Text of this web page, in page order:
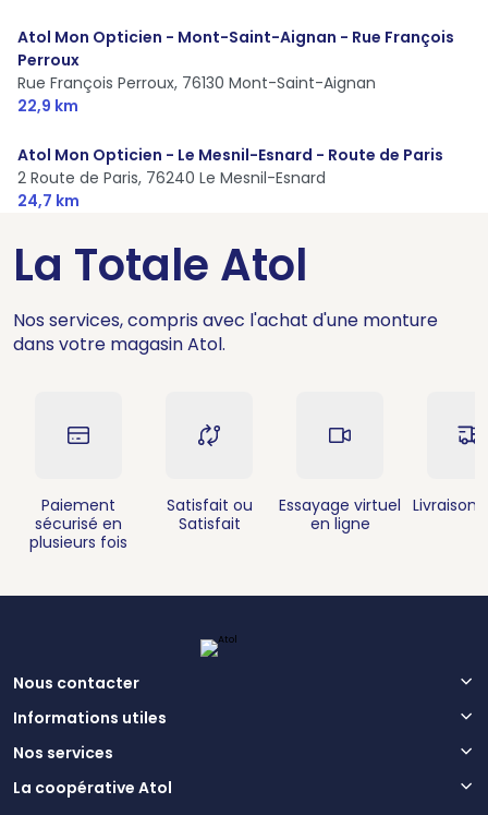
Atol Mon Opticien - Mont-Saint-Aignan - Rue François
Perroux
Rue François Perroux, 76130 Mont-Saint-Aignan
22,9 km
Atol Mon Opticien - Le Mesnil-Esnard - Route de Paris
2 Route de Paris, 76240 Le Mesnil-Esnard
24,7 km
La Totale Atol
Nos services, compris avec l'achat d'une monture
dans votre magasin Atol.
Paiement
sécurisé en
plusieurs fois
Satisfait ou
Satisfait
Essayage virtuel
en ligne
Livraison
Nous contacter
Informations utiles
Nos services
La coopérative Atol